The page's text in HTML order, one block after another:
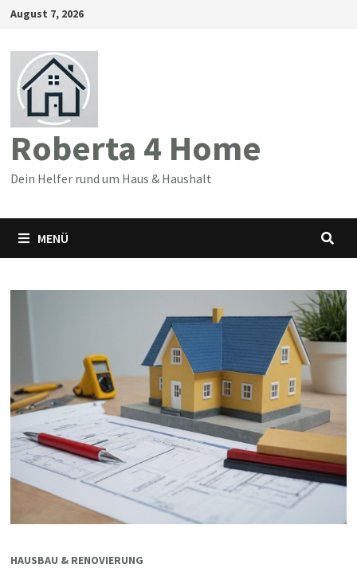
Zum
springen
August 7, 2026
Roberta 4 Home
Dein Helfer rund um Haus & Haushalt
MENÜ
HAUSBAU & RENOVIERUNG